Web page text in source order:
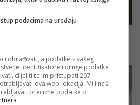
podacima na uređaju
obrađivati, a podatke s vašeg
identifikatore i druge podatke
dijeliti te im pristupati 207
ova web-lokacija. Mi i naši
precizne podatke o